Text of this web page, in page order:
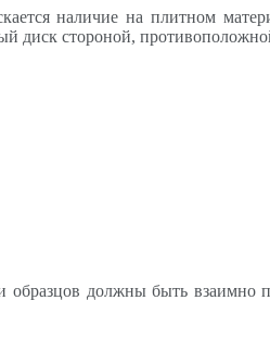
наличие на плитном
диск стороной,
образцов должны быть взаимно